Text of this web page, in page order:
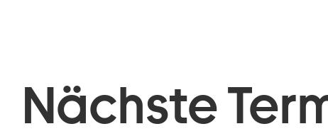
Nächste